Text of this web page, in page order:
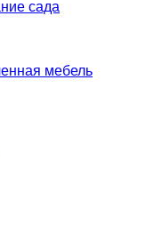
сада
мебель